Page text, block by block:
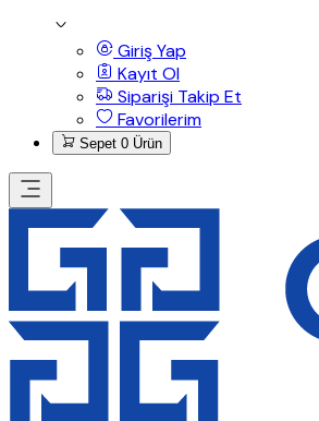
Giriş Yap
Kayıt Ol
Siparişi Takip Et
Favorilerim
Sepet 0 Ürün